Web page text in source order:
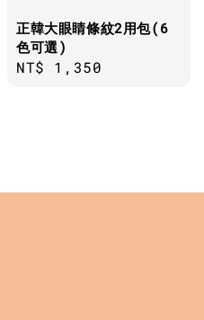
正韓大眼睛條紋2用包(6
色可選)
Regular
NT$ 1,350